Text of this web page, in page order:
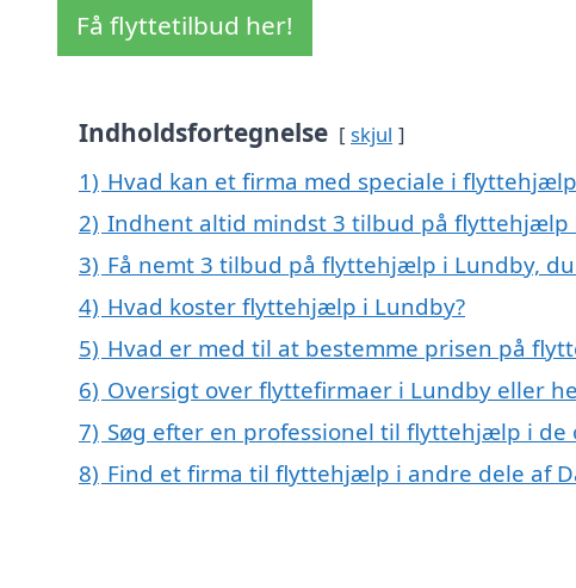
Få flyttetilbud her!
Indholdsfortegnelse skjul
1) Hvad kan et firma med speciale i
2) Indhent altid mindst 3 tilbud på flyttehjælp
3) Få nemt 3 tilbud på flyttehjælp i Lundby,
4) Hvad koster flyttehjælp i Lundby?
5) Hvad er med til at bestemme prisen på
6) Oversigt over flyttefirmaer i Lundby eller
7) Søg efter en professionel til flyttehjælp i
8) Find et firma til flyttehjælp i andre dele af